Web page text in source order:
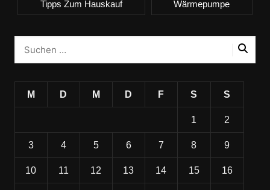
Tipps Zum Hauskauf Wärmepumpe
M D M D F S S
1 2
3 4 5 6 7 8 9
10 11 12 13 14 15 16